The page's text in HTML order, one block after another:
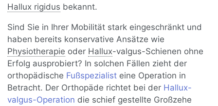
Hallux rigidus bekannt.
Sind Sie in Ihrer Mobilität stark eingeschränkt und
haben bereits konservative Ansätze wie
Physiotherapie oder Hallux-valgus-Schienen ohne
Erfolg ausprobiert? In solchen Fällen zieht der
orthopädische Fußspezialist eine Operation in
Betracht. Der Orthopäde richtet bei der Hallux-
valgus-Operation die schief gestellte Großzehe